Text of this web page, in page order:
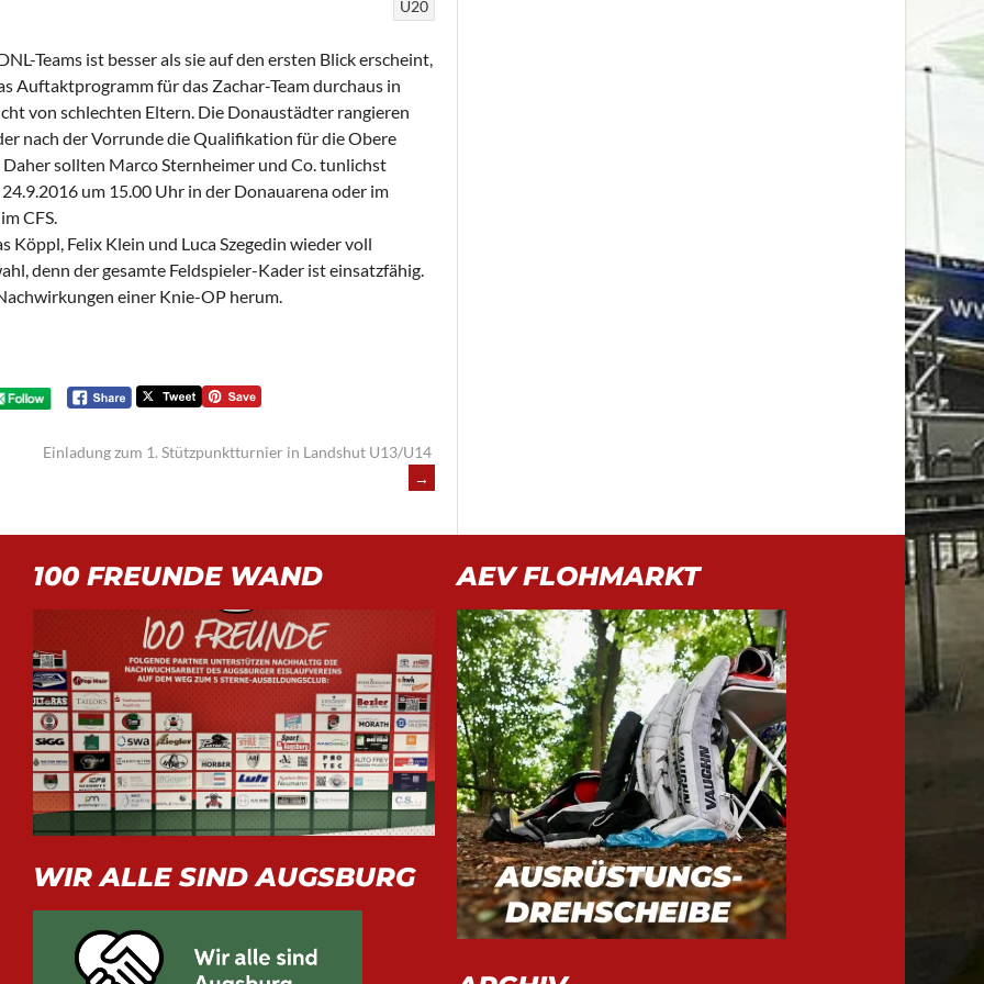
U20
Teams ist besser als sie auf den ersten Blick erscheint,
Auftaktprogramm für das Zachar-Team durchaus in
von schlechten Eltern. Die Donaustädter rangieren
nach der Vorrunde die Qualifikation für die Obere
sollten Marco Sternheimer und Co. tunlichst
um 15.00 Uhr in der Donauarena oder im
CFS.
Köppl, Felix Klein und Luca Szegedin wieder voll
denn der gesamte Feldspieler-Kader ist einsatzfähig.
einer Knie-OP herum.
Einladung zum 1. Stützpunktturnier in Landshut U13/U14
→
100 FREUNDE WAND
WIR ALLE SIND AUGSBURG
AEV FLOHMARKT